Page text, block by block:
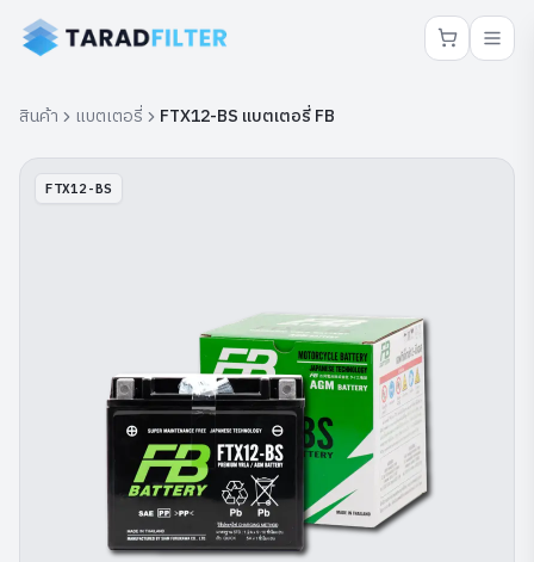
สินค้า แบตเตอรี่ FTX12-BS แบตเตอรี่ FB
FTX12-BS